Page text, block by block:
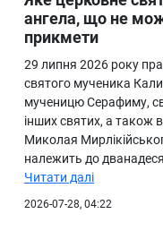
ангела, що не
прикмети
29 липня 2026 року
святого мученика
мученицю Серафиму,
інших святих, а також
Миколая
належить до
Читати далі
2026-07-28, 04:22